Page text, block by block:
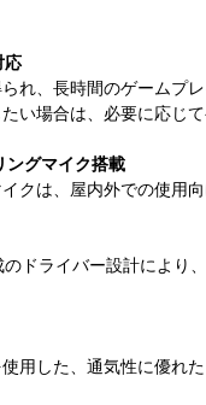
応
れ、長時間のゲームプ
い場合は、必要に応じ
ングマイク搭載
クは、屋内外での使用
ドライバー設計により
用した、通気性に優れ